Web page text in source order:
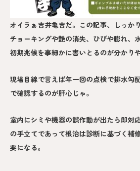
オイラぁ吉井亀吉だ。この記事、しっか
チョーキングや艶の消失、ひびや膨れ、
初期兆候を事細かに書いとるのが分かりや
現場目線で言えば年一回の点検で排水勾
で確認するのが肝心じゃ。
室内にシミや機器の誤作動が出たら即対
の手立てであって根治は診断に基づく補
要になる。